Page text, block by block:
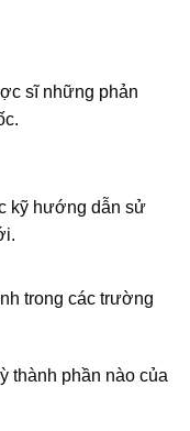
sĩ những phản
kỹ hướng dẫn sử
trong các trường
thành phần nào của